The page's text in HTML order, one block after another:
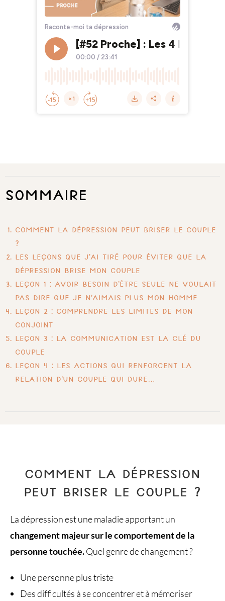
Sommaire
Comment la dépression peut briser le couple
?
Les leçons que j’ai tiré pour éviter que la
dépression brise mon couple
Leçon 1 : Avoir besoin d’être seule ne voulait
pas dire que je n’aimais plus mon homme
Leçon 2 : Comprendre les limites de mon
conjoint
Leçon 3 : La communication est la clé du
couple
Leçon 4 : Les actions qui renforcent la
relation d’un couple qui dure…
COMMENT LA DÉPRESSION
PEUT BRISER LE COUPLE ?
La dépression est une maladie apportant un
changement majeur sur le comportement de la
personne touchée.Quel genre de changement ?
Une personne plus triste
Des difficultés à se concentrer et à mémoriser